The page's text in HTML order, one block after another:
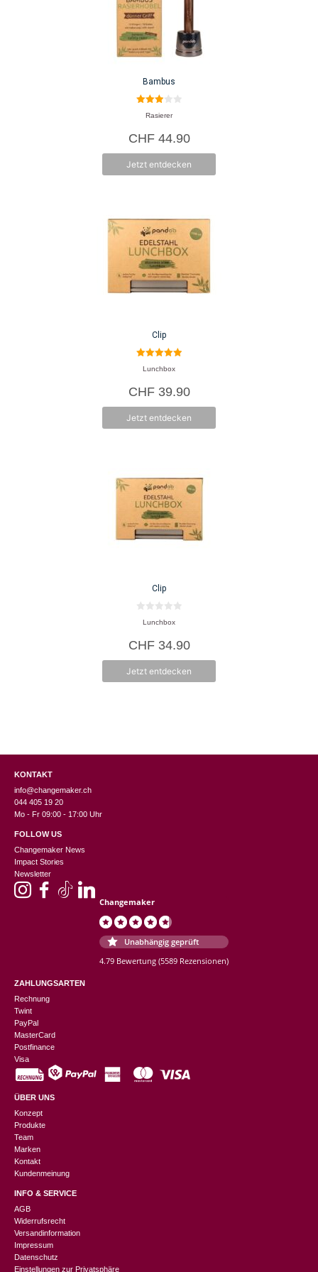
Bambusröhrchen, Bambusbecher
Bambus
3.00
von 5
Rasierer
CHF44.90
Jetzt entdecken
Clip
5.00
von 5
Lunchbox
CHF39.90
Jetzt entdecken
Clip
n
5
Lunchbox
CHF34.90
Jetzt entdecken
KONTAKT
info@changemaker.ch
044 405 19 20
Mo - Fr 09:00 - 17:00 Uhr
FOLLOW US
Changemaker News
Impact Stories
Newsletter
Changemaker
Unabhängig geprüft
4.79 Bewertung (5589 Rezensionen)
ZAHLUNGSARTEN
Rechnung
Twint
PayPal
MasterCard
Postfinance
Visa
ÜBER UNS
Konzept
Produkte
Team
Marken
Kontakt
Kundenmeinung
INFO & SERVICE
AGB
Widerrufsrecht
Versandinformation
Impressum
Datenschutz
Einstellungen zur Privatsphäre